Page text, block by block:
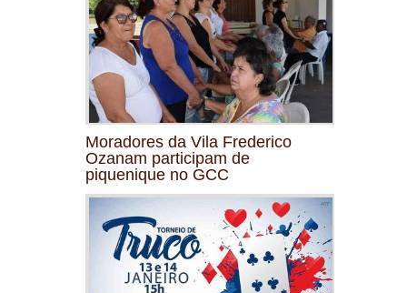
Moradores da Vila Frederico
Ozanam participam de
piquenique no GCC